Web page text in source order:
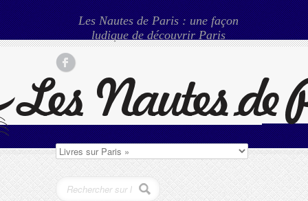
Les Nautes de Paris : une façon
ludique de découvrir Paris